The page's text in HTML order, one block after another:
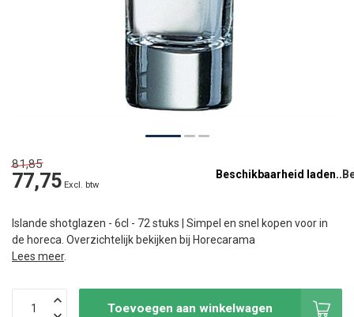
81,85
77,75 Excl. btw
Beschikbaarheid laden..
Islande shotglazen - 6cl - 72 stuks | Simpel en snel kopen voor in
de horeca. Overzichtelijk bekijken bij Horecarama
Lees meer.
Toevoegen aan winkelwagen